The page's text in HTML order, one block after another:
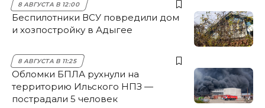
8 АВГУСТА В 12:00
Беспилотники ВСУ повредили дом
и хозпостройку в Адыгее
8 АВГУСТА В 11:25
Обломки БПЛА рухнули на
территорию Ильского НПЗ —
пострадали 5 человек